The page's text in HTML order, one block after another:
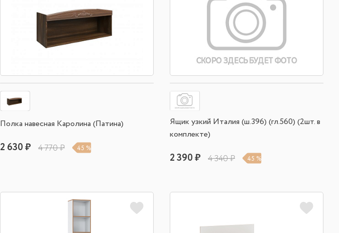
Полка навесная Каролина (Патина)
2 630 ₽ 4 770 ₽ 45 %
Ящик узкий Италия (ш.396) (гл.560) (2шт. в
комплекте)
2 390 ₽ 4 340 ₽ 45 %